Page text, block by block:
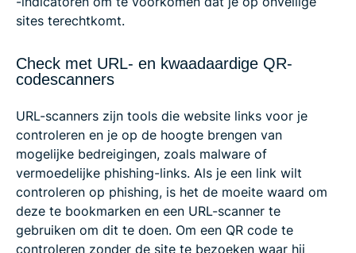
sites terechtkomt.
Check met URL- en kwaadaardige QR-
codescanners
URL-scanners zijn tools die website links voor je
controleren en je op de hoogte brengen van
mogelijke bedreigingen, zoals malware of
vermoedelijke phishing-links. Als je een link wilt
controleren op phishing, is het de moeite waard om
deze te bookmarken en een URL-scanner te
gebruiken om dit te doen. Om een QR code te
controleren zonder de site te bezoeken waar hij